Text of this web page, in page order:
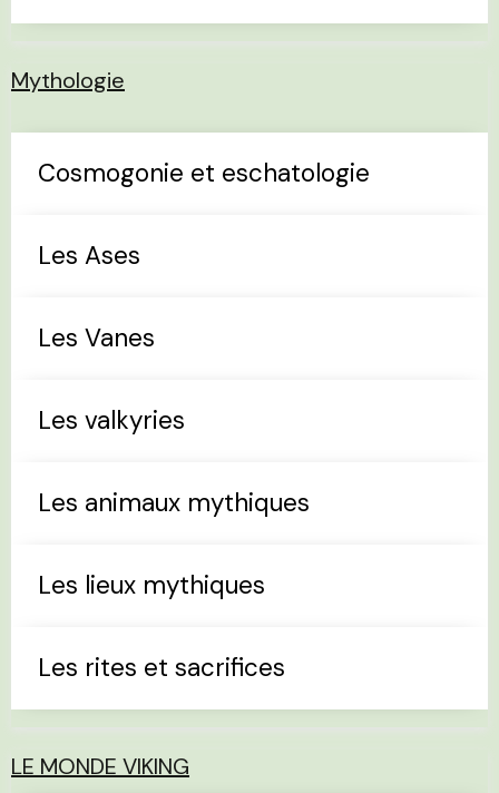
Mythologie
Cosmogonie et eschatologie
Les Ases
Les Vanes
Les valkyries
Les animaux mythiques
Les lieux mythiques
Les rites et sacrifices
LE MONDE VIKING